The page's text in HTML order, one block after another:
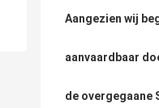
Aangezien wij
aanvaardbaar
de overgegaane